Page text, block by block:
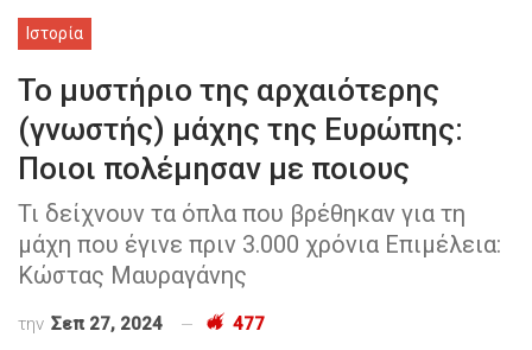
Ιστορία
Το μυστήριο της αρχαιότερης
(γνωστής) μάχης της Ευρώπης:
Ποιοι πολέμησαν με ποιους
Τι δείχνουν τα όπλα που βρέθηκαν για τη
μάχη που έγινε πριν 3.000 χρόνια Επιμέλεια:
Κώστας Μαυραγάνης
την Σεπ 27, 2024 477